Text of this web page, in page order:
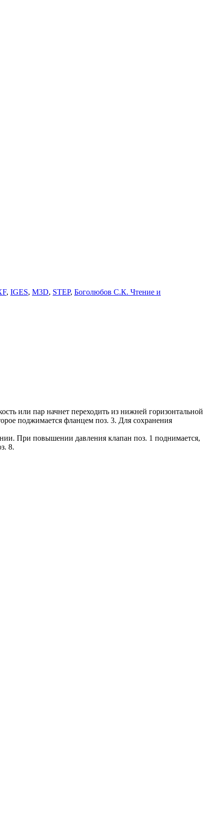
, IGES, M3D, STEP, Боголюбов С.К. Чтение и
или пар начнет переходить из нижней горизонтальной
поджимается фланцем поз. 3. Для сохранения
При повышении давления клапан поз. 1 поднимается,
8.